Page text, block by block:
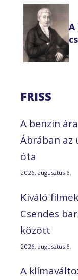
A
FRISS
A benzin
Ábrában az
óta
2026. augusztus 6.
Kiváló
Csendes
között
2026. augusztus 6.
A